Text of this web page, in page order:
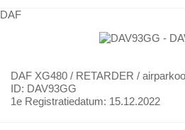
DAF
DAF XG480 / RETARDER /
ID: DAV93GG
1e Registratiedatum: 15.12.2022